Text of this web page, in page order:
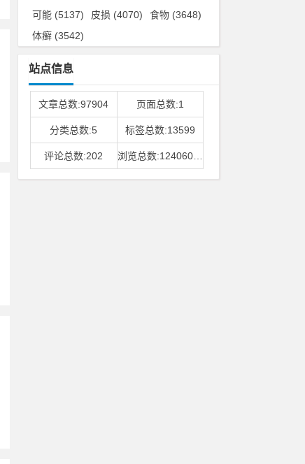
可能 (5137) 皮损 (4070) 食物 (3648)
体癣 (3542)
站点信息
文章总数:97904 页面总数:1
分类总数:5 标签总数:13599
评论总数:202 浏览总数:12406006